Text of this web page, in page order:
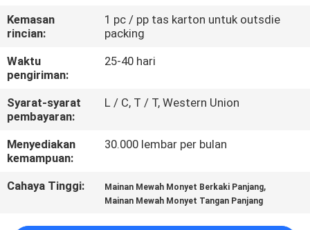
HUBUNGI
KAMI
BERITA
PERMINTAAN
PENAWARAN
SITEMAP
Kemasan
rincian:
1 pc / pp tas karton untuk outsdie
packing
Waktu
pengiriman:
25-40 hari
Syarat-syarat
pembayaran:
L / C, T / T, Western Union
Menyediakan
kemampuan:
30.000 lembar per bulan
Cahaya Tinggi: Mainan Mewah Monyet Berkaki Panjang,
Mainan Mewah Monyet Tangan Panjang